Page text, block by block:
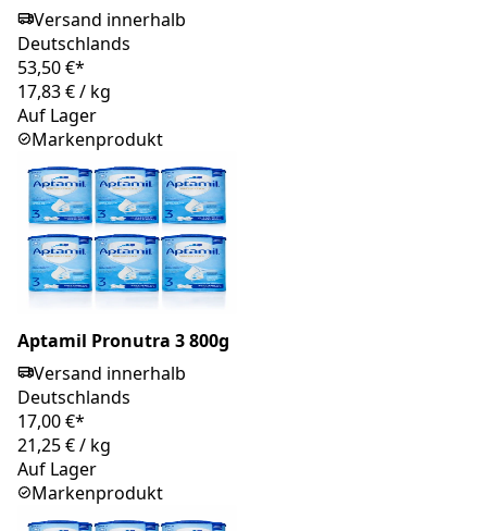
Versand innerhalb
Deutschlands
53,50 €*
17,83 €/ kg
Auf Lager
Markenprodukt
Aptamil Pronutra 3 800g
Versand innerhalb
Deutschlands
17,00 €*
21,25 €/ kg
Auf Lager
Markenprodukt